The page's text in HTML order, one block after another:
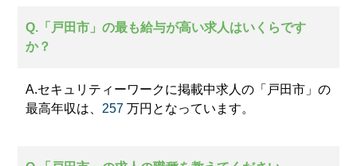
Q.「戸田市」の最も給与が高い求人はいくらです
か？
A.セキュリティーワークに掲載中求人の「戸田市」の
最高年収は、 257 万円となっています。